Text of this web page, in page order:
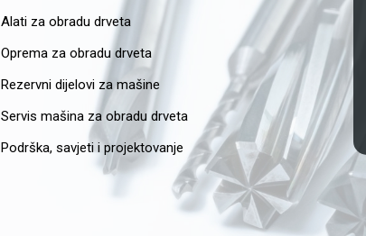
Alati za obradu drveta
Oprema za obradu drveta
Rezervni dijelovi za mašine
Servis mašina za obradu drveta
Podrška, savjeti i projektovanje